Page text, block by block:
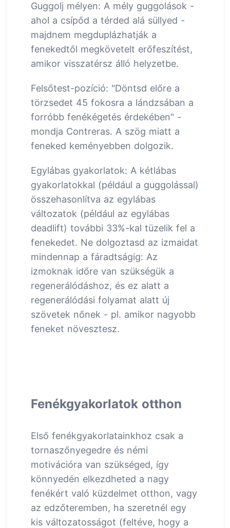
Guggolj mélyen: A mély guggolások -
ahol a csípőd a térded alá süllyed -
majdnem megduplázhatják a
fenekedtől megkövetelt erőfeszítést,
amikor visszatérsz álló helyzetbe.
Felsőtest-pozíció: "Döntsd előre a
törzsedet 45 fokosra a lándzsában a
forróbb fenékégetés érdekében" -
mondja Contreras. A szög miatt a
feneked keményebben dolgozik.
Egylábas gyakorlatok: A kétlábas
gyakorlatokkal (például a guggolással)
összehasonlítva az egylábas
változatok (például az egylábas
deadlift) további 33%-kal tüzelik fel a
fenekedet. Ne dolgoztasd az izmaidat
mindennap a fáradtságig: Az
izmoknak időre van szükségük a
regenerálódáshoz, és ez alatt a
regenerálódási folyamat alatt új
szövetek nőnek - pl. amikor nagyobb
feneket növesztesz.
Fenékgyakorlatok otthon
Első fenékgyakorlatainkhoz csak a
tornaszőnyegedre és némi
motivációra van szükséged, így
könnyedén elkezdheted a nagy
fenékért való küzdelmet otthon, vagy
az edzőteremben, ha szeretnél egy
kis változatosságot (feltéve, hogy a